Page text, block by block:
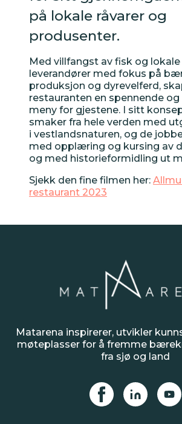
VERKTØYKASSE
Aktivitetskalender
Nyheter
Tips
Inspirasjon
på lokale råvarer og
produsenter.
Med villfangst av fisk og lokale
leverandører med fokus på
produksjon og dyrevelferd,
restauranten en spennende
meny for gjestene. I sitt
smaker fra hele verden med
i vestlandsnaturen, og de
med opplæring og kursing av
og med historieformidling ut
Sjekk den fine filmen her:
restaurant 2023
Årets
– Lygre
Smak av kysten |
Brasserie
Matarena inspirerer, utvikler
møteplasser for å fremme
fra sjø og land